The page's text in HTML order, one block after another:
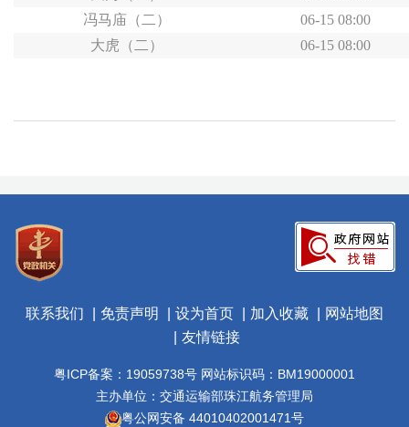
冯马庙（二）
06-15 08:00
大虎（二）
06-15 08:00
联系我们 免责声明 设为首页 加入收藏
网站地图
友情链接
粤ICP备案：19059738号 网站标识码：BM19000001
主办单位：交通运输部珠江航务管理局
粤公网安备 44010402001471号